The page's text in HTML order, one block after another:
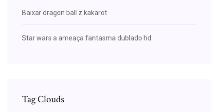
Baixar dragon ball z kakarot
Star wars a ameaça fantasma dublado hd
Tag Clouds